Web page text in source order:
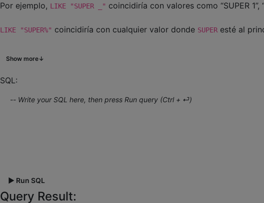
Por ejemplo, LIKE "SUPER _" coincidiría con valores como “SUPER 1”,
LIKE "SUPER%" coincidiría con cualquier valor donde SUPER esté al
Show more↓
SQL:
▶ Run SQL
Query Result: